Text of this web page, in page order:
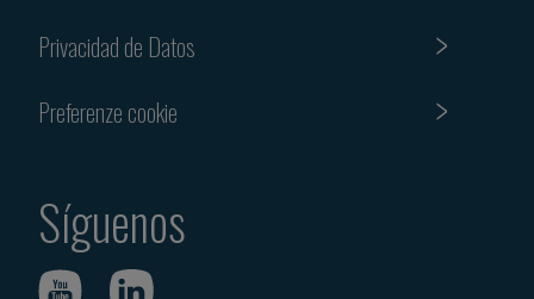
Privacidad de Datos
Preferenze cookie
Síguenos